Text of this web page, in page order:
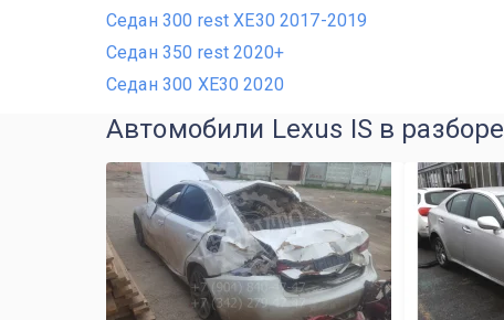
Седан 300 rest XE30 2017-2019
Седан 350 rest 2020+
Седан 300 XE30 2020
Автомобили Lexus IS в разборе